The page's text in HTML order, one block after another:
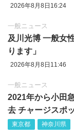
2026年8月8日16:24
一般ニュース
及川光博 一般女
ります」
2026年8月8日11:46
一般ニュース
2021年から小田
去 チャージスポ
東京都 神奈川県